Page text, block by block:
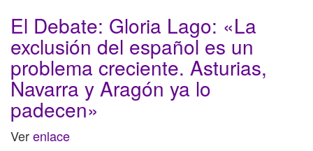
El Debate: Gloria Lago: «La
exclusión del español es un
problema creciente. Asturias,
Navarra y Aragón ya lo
padecen»
Verenlace